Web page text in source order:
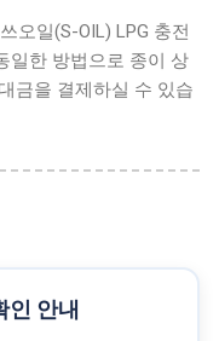
오일(S-OIL) LPG 충전
일한 방법으로 종이 상
금을 결제하실 수 있습
인 안내